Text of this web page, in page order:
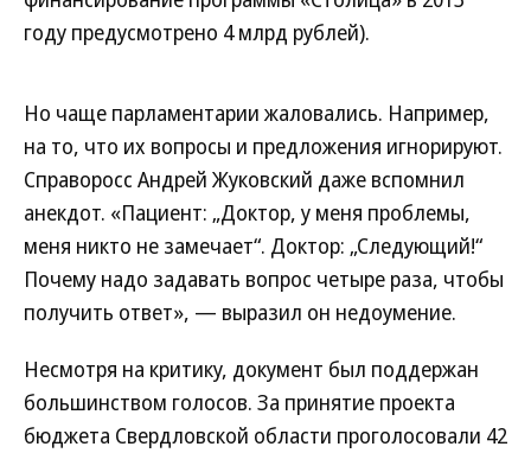
году предусмотрено 4 млрд рублей).
Но чаще парламентарии жаловались. Например,
на то, что их вопросы и предложения игнорируют.
Справоросс Андрей Жуковский даже вспомнил
анекдот. «Пациент: „Доктор, у меня проблемы,
меня никто не замечает“. Доктор: „Следующий!“
Почему надо задавать вопрос четыре раза, чтобы
получить ответ», — выразил он недоумение.
Несмотря на критику, документ был поддержан
большинством голосов. За принятие проекта
бюджета Свердловской области проголосовали 42